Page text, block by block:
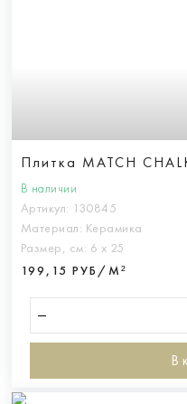
Плитка MATCH
В наличии
Артикул: 130845
Материал: Керамика
Размер, см: 6 х 25
199,15 РУБ/М²
В